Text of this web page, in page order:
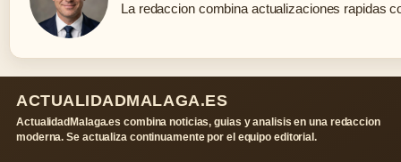
La redaccion combina actualizaciones rapidas
ACTUALIDADMALAGA.ES
ActualidadMalaga.es combina noticias, guias y analisis en una redaccion
moderna. Se actualiza continuamente por el equipo editorial.